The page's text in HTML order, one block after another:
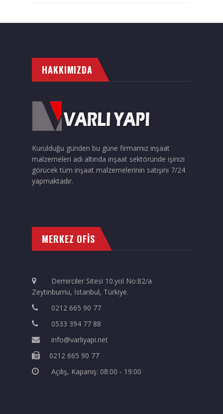
HAKKIMIZDA
Kurulduğu günden bu güne firmamız inşaat
malzemeleri adı altında inşaat sektöründe işinizi
görücek tüm inşaat malzemelerinin satışını 7/24
yapmaktadır.
MERKEZ OFİS
Demirciler Sitesi 10.yol No:82/a
Zeytinburnu, İstanbul, Türkiye.
0212 665 90 77
0533 394 77 88
info@varliyapi.net
0212 665 90 77
Açılış, Kapanış: 08:00 - 19:00